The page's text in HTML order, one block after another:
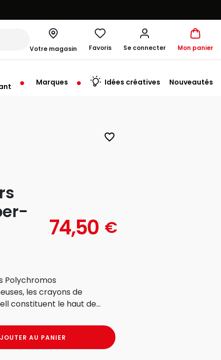
Votre magasin Favoris Se connecter Mon panier
Marques Idées créatives Nouveautés
favorite_border
74,50 €
Polychromos
les crayons de
constituent le haut de...
AU PANIER